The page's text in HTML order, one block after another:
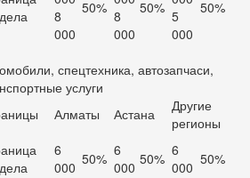
50% 50% 50%
8
000
8
000
5
000
спецтехника, автозапчаси,
услуги
Алматы Астана
Другие
регионы
6
000 50% 6
000 50% 6
000 50%